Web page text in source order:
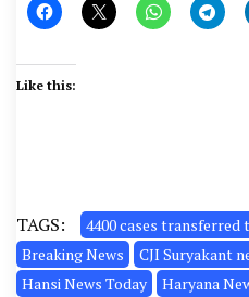
Like this:
TAGS: 4400 cases transferred
Breaking News
CJI Suryakant
Hansi News Today
Haryana